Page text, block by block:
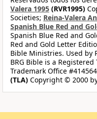
Valera 1995 (RVR1995)
Societies; Reina-Valera
Spanish Blue Red and
Spanish Blue Red and
Red and Gold Letter
Bible Ministries. Used by
BRG Bible is a
Trademark Office
(TLA) Copyright © 2000